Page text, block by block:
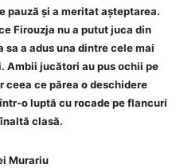
pauză și a meritat așteptarea.
Firouzja nu a putut juca din
a adus una dintre cele mai
Ambii jucători au pus ochii pe
ce părea o deschidere
o luptă cu rocade pe flancuri
înaltă clasă.
Murariu